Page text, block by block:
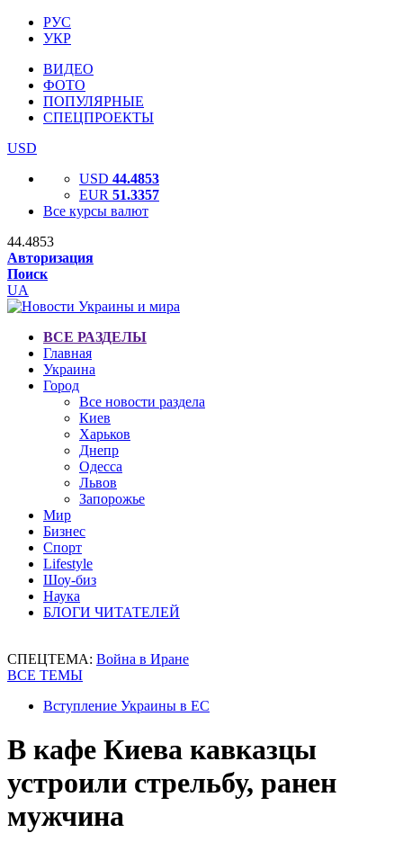
РУС
УКР
ВИДЕО
ФОТО
ПОПУЛЯРНЫЕ
СПЕЦПРОЕКТЫ
USD
USD 44.4853
EUR 51.3357
Все курсы валют
44.4853
Авторизация
Поиск
UA
ВСЕ РАЗДЕЛЫ
Главная
Украина
Город
Все новости раздела
Киев
Харьков
Днепр
Одесса
Львов
Запорожье
Мир
Бизнес
Спорт
Lifestyle
Шоу-биз
Наука
БЛОГИ ЧИТАТЕЛЕЙ
СПЕЦТЕМА: Война в Иране
ВСЕ ТЕМЫ
Вступление Украины в ЕС
В кафе Киева кавказцы
устроили стрельбу, ранен
мужчина